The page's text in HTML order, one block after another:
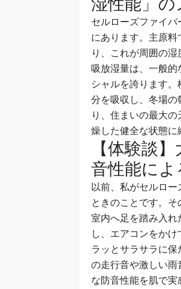
セルローズファイバ
にあります。主原
り、これが周囲の
吸放湿量は、一般
シャルを誇ります
分を吸収し、冬場の
り、住まいの最大
燥した健全な状態に
【体験談
音性能に
以前、私がセルロ
ときのことです。
室内へ足を踏み入れ
し、エアコンをか
ラッとサラサラに
の走行音や激しい
な防音性能を肌で